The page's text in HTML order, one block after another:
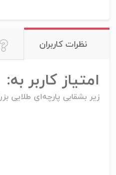
نظرات کاربران
امتیاز کاربر به:
زیر بشقابی پارچه‌ای طلایی